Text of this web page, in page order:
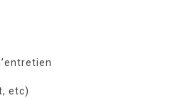
etc)